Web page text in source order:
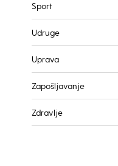
Sport
Udruge
Uprava
Zapošljavanje
Zdravlje